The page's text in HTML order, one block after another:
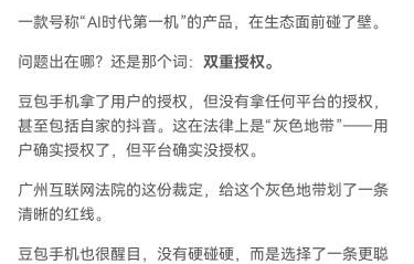
一款号称“AI时代第一机”的产品，在生态面前碰了壁。
问题出在哪？还是那个词： 双重授权。
豆包手机拿了用户的授权，但没有拿任何平台的授权，
甚至包括自家的抖音。这在法律上是“灰色地带”——用
户确实授权了，但平台确实没授权。
广州互联网法院的这份裁定，给这个灰色地带划了一条
清晰的红线。
豆包手机也很醒目，没有硬碰硬，而是选择了一条更聪